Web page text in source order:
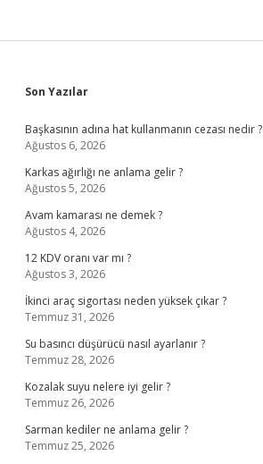
Sidebar
Son Yazılar
Başkasının adına hat kullanmanın cezası nedir ?
Ağustos 6, 2026
Karkas ağırlığı ne anlama gelir ?
Ağustos 5, 2026
Avam kamarası ne demek ?
Ağustos 4, 2026
12 KDV oranı var mı ?
Ağustos 3, 2026
İkinci araç sigortası neden yüksek çıkar ?
Temmuz 31, 2026
Su basıncı düşürücü nasıl ayarlanır ?
Temmuz 28, 2026
Kozalak suyu nelere iyi gelir ?
Temmuz 26, 2026
Sarman kediler ne anlama gelir ?
Temmuz 25, 2026